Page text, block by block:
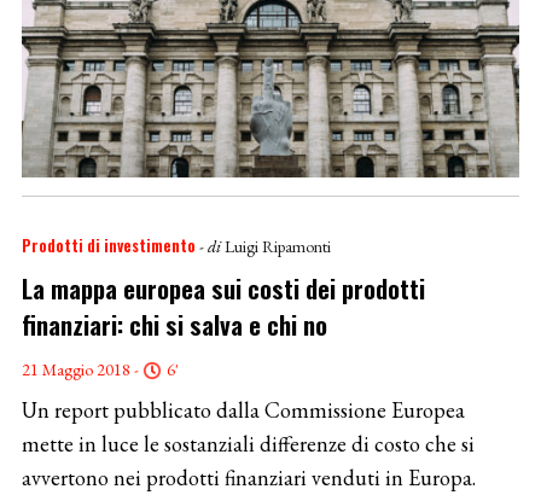
Prodotti di investimento - diLuigi Ripamonti
La mappa europea sui costi dei prodotti
finanziari: chi si salva e chi no
21 Maggio 2018 - 6'
Un report pubblicato dalla Commissione Europea
mette in luce le sostanziali differenze di costo che si
avvertono nei prodotti finanziari venduti in Europa.